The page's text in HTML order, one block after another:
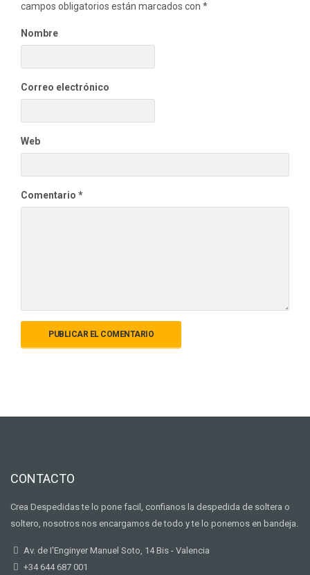
campos obligatorios están marcados con *
Nombre
Correo electrónico
Web
Comentario *
CONTACTO
Crea Despedidas te lo pone facil, confianos la despedida de soltera o
soltero, nosotros nos encargamos de todo y te lo ponemos en bandeja.
Av. de I'Enginyer Manuel Soto, 14 Bis - Valencia
+34 644 687 001